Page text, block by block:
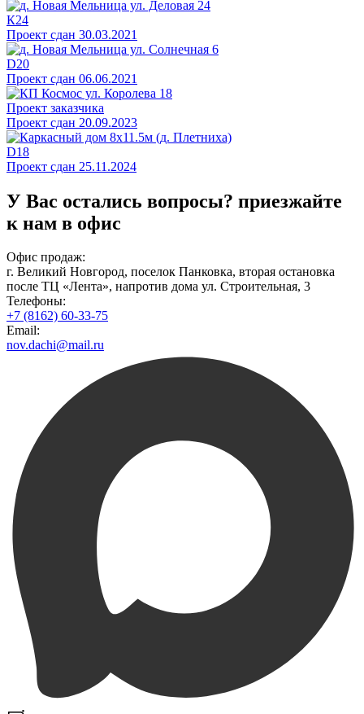
К24
Проект сдан 30.03.2021
D20
Проект сдан 06.06.2021
Проект заказчика
Проект сдан 20.09.2023
D18
Проект сдан 25.11.2024
У Вас остались вопросы? приезжайте
к нам в офис
Офис продаж:
г. Великий Новгород, поселок Панковка, вторая остановка
после ТЦ «Лента», напротив дома ул. Строительная, 3
Телефоны:
+7 (8162) 60-33-75
Email:
nov.dachi@mail.ru